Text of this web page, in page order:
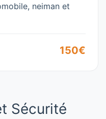
neiman et
150€
Sécurité